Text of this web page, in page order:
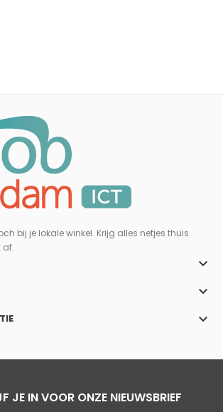
bij je lokale winkel. Krijg alles netjes thuis
af.
keyboard_arrow_down
keyboard_arrow_down
keyboard_arrow_down
JE IN VOOR ONZE NIEUWSBRIEF